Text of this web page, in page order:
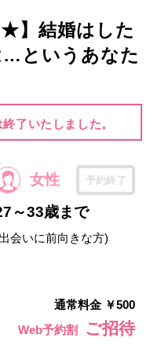
★】結婚はした
…というあなた
了いたしました。
女性 予約終了
～33歳まで
会いに前向きな方)
通常料金 ￥500
Web予約割
ご招待